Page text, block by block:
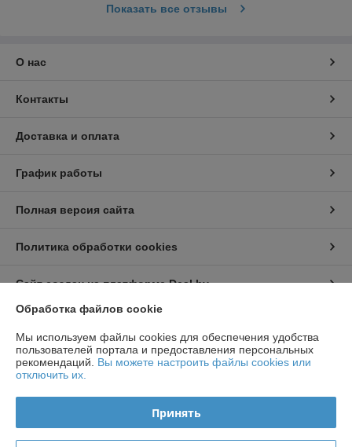
Показать все отзывы
О нас
Контакты
Доставка и оплата
График работы
Полная версия сайта
Политика обработки cookies
Сайт создан на платформе Deal.by
Информация для покупателя
Индивидуальный предприниматель:ИП Чирак Артем Викторович
ул. Якубова 66-4-92
Регистрационный номер ЕГР: 192050953
Регистрационный орган: Минским горисполкомом
Обработка файлов cookie
Мы используем файлы cookies для обеспечения удобства
пользователей портала и предоставления персональных
рекомендаций. Вы можете настроить файлы cookies или
отключить их.
Принять